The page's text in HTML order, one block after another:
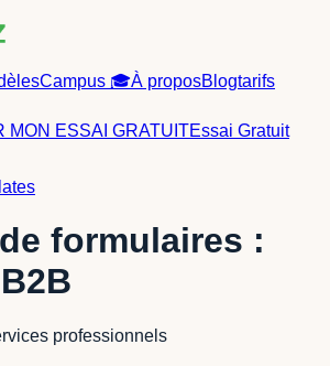
Campus 🎓À proposBlogtarifs
MON ESSAI GRATUITEssai Gratuit
formulaires :
professionnels